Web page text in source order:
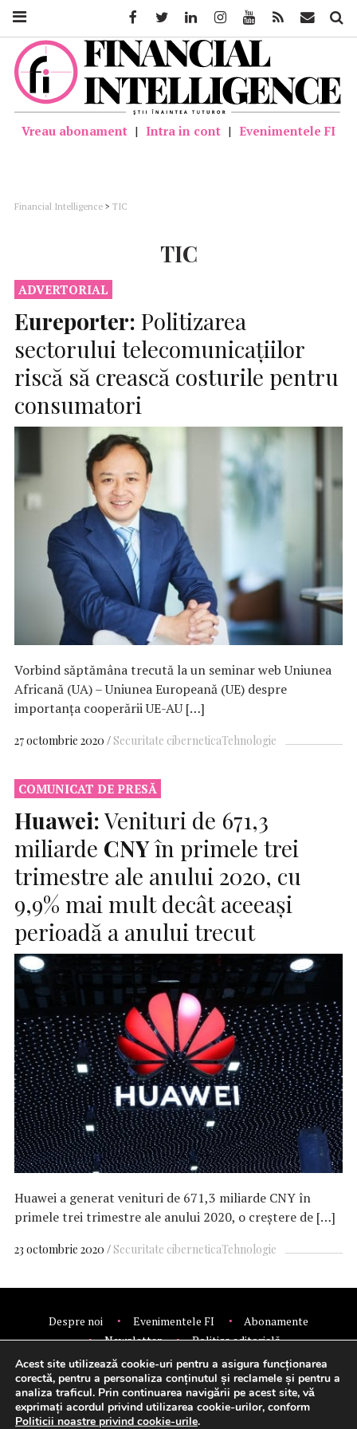
Vreau abonament | Intra in cont | Evenimentele FI
Financial Intelligence > TIC
TIC
ADVERTORIAL
Eureporter: Politizarea
sectorului telecomunicațiilor
riscă să crească costurile pentru
consumatori
Vorbind săptămâna trecută la un seminar web Uniunea
Africană (UA) – Uniunea Europeană (UE) despre
importanța cooperării UE-AU […]
27 octombrie 2020 Securitate ciberneticaTehnologie
COMUNICAT DE PRESĂ
Huawei:Venituri de 671,3
miliarde CNYîn primele trei
trimestre ale anului 2020, cu
9,9% mai mult decât aceeași
perioadă a anului trecut
Huawei a generat venituri de 671,3 miliarde CNY în
primele trei trimestre ale anului 2020, o creștere de […]
23 octombrie 2020 Securitate ciberneticaTehnologie
Despre noi Evenimentele FI
Abonamente
Newsletter
Politica editorială
Politica de confidentialitate
Contact
Publicitate
© 2026 Financial Intelligence.
FacebookTwitter LinkedinInstagramYoutube Feed Mail
Acest site utilizează cookie-uri pentru a asigura funcționarea
corectă, pentru a personaliza conținutul și reclamele și pentru a
analiza traficul. Prin continuarea navigării pe acest site, vă
exprimați acordul privind utilizarea cookie-urilor, conform
Politicii noastre privind cookie-urile.